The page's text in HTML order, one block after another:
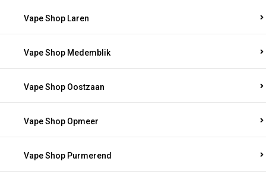
Vape Shop Laren
Vape Shop Medemblik
Vape Shop Oostzaan
Vape Shop Opmeer
Vape Shop Purmerend